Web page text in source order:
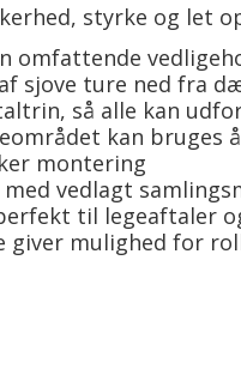
styrke og let
sjove ture ned fra
så alle kan
kan bruges
montering
vedlagt
til legeaftaler
mulighed for